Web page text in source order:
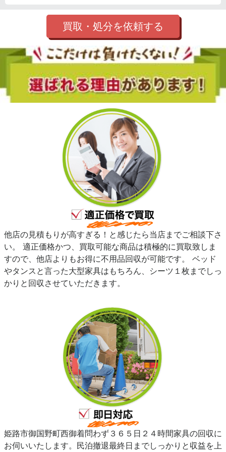
買取・処分を依頼する
他店の見積もりが高すぎる！と感じたら当店までご相談下さ
い。 適正価格かつ、買取可能な商品は積極的に買取致しま
すので、他店よりもお得に不用品回収が可能です。 ベッド
やタンスと言った大型家具はもちろん、シーツ１枚までしっ
かりと回収させていただきます。
姫路市御国野町西御着問わず３６５日２４時間家具の回収に
お伺いいたします。民泊撤退最終日までしっかりと収益を上